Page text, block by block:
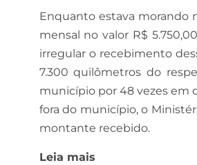
Enquanto estava morando
mensal no valor R$
irregular o recebimento
7.300 quilômetros do
município por 48 vezes em
fora do município, o
montante recebido.
Leia mais